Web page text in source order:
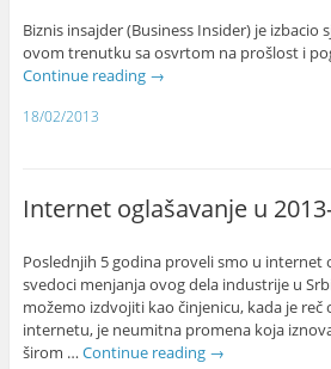
Biznis insajder (Business Insider) je izbacio
ovom trenutku sa osvrtom na prošlost i
Continue reading →
18/02/2013
Internet oglašavanje u
Poslednjih 5 godina proveli smo u internet
svedoci menjanja ovog dela industrije u
možemo izdvojiti kao činjenicu, kada je reč
internetu, je neumitna promena koja
širom … Continue reading →